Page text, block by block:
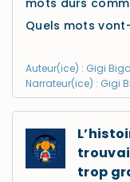
mots durs
Quels mots
Auteur(ice) : Gigi
Narrateur(ice) : Gigi
trop